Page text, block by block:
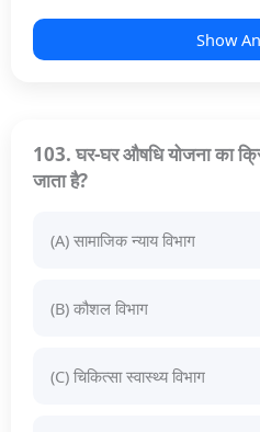
Show
103. घर-घर औषधि योजना का
जाता है?
(A) सामाजिक न्याय विभाग
(B) कौशल विभाग
(C) चिकित्सा स्वास्थ्य विभाग